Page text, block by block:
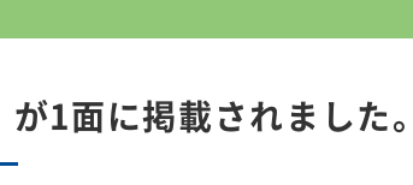
1面に掲載されました。